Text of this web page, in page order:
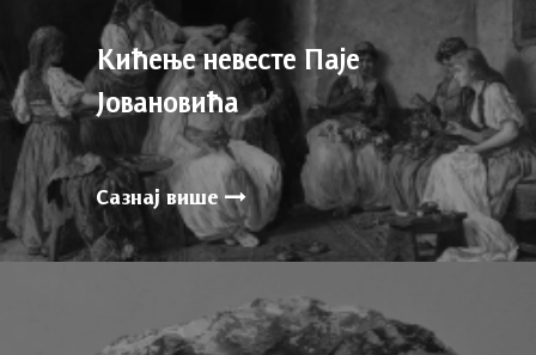
Кићење невесте Паје
Јовановића
Сазнај више